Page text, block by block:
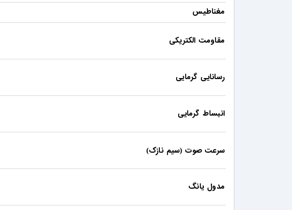
مغناطیس
مقاومت الکتریکی
رسانایی گرمایی
انبساط گرمایی
سرعت صوت (سیم نازک)
مدول یانگ